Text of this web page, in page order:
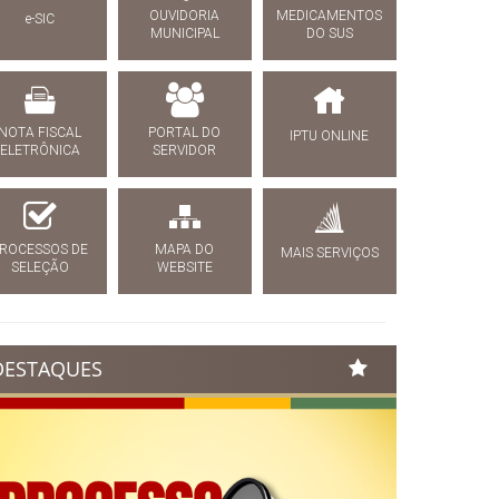
e-SIC
OUVIDORIA
MUNICIPAL
MEDICAMENTOS
DO SUS
FISCAL
ELETRÔNICA
PORTAL DO
SERVIDOR
IPTU ONLINE
DE
SELEÇÃO
MAPA DO
WEBSITE
MAIS SERVIÇOS